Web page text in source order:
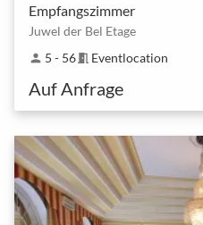
Empfangszimmer
Juwel der Bel Etage
person 5 - 56meeting_room Eventlocation
Auf Anfrage